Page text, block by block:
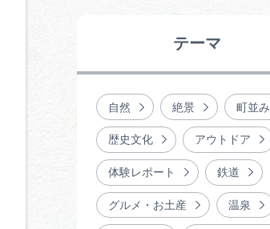
テーマ
自然 絶景 町並み
歴史文化 アウトドア
体験レポート 鉄道
グルメ・お土産 温泉